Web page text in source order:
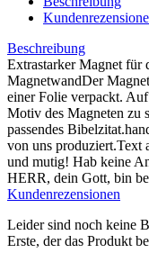
Beschreibung
Extrastarker Magnet für
MagnetwandDer
einer Folie verpackt.
Motiv des Magneten zu
passendes
von uns produziert.Text
und mutig! Hab keine
HERR, dein Gott, bin
Kundenrezensionen
Leider sind noch keine
Erste, der das Produkt